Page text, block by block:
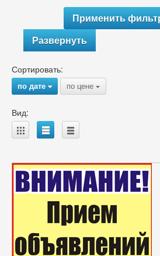
Развернуть
Сортировать:
по дате{ по цене {
Вид:
A B C